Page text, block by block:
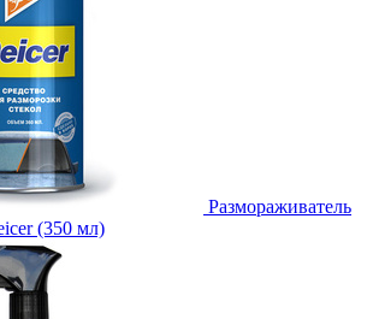
Размораживатель
(350 мл)